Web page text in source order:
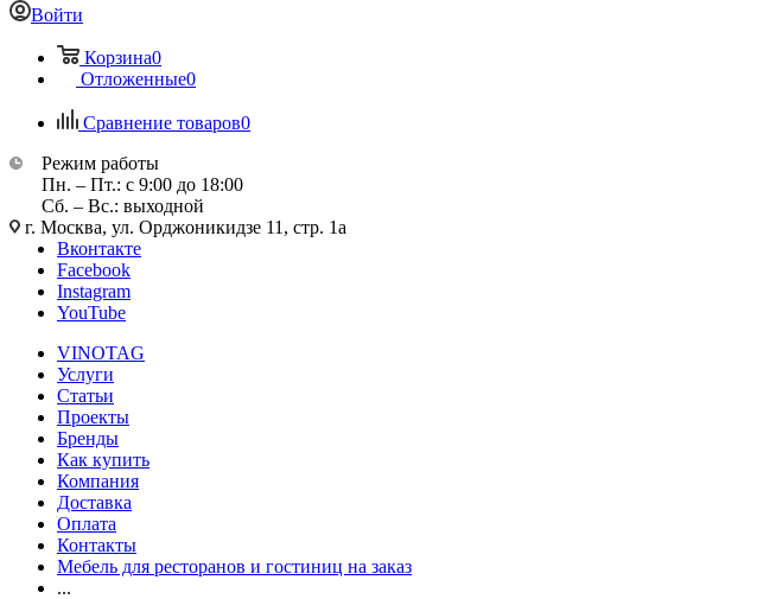
Войти
Корзина0
Отложенные0
Сравнение товаров0
Режим работы
Пн. – Пт.: с 9:00 до 18:00
Сб. – Вс.: выходной
г. Москва, ул. Орджоникидзе 11, стр. 1а
Вконтакте
Facebook
Instagram
YouTube
VINOTAG
Услуги
Статьи
Проекты
Бренды
Как купить
Компания
Доставка
Оплата
Контакты
Мебель для ресторанов и гостиниц на заказ
...